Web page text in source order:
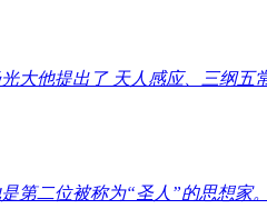
大他提出了 天人感应、三纲五
第二位被称为“圣人”的思想家。